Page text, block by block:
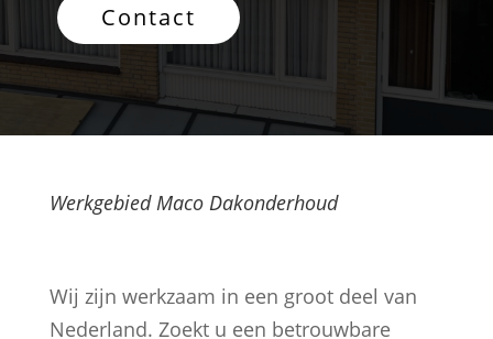
Contact
Werkgebied Maco Dakonderhoud
Wij zijn werkzaam in een groot deel van
Nederland. Zoekt u een betrouwbare